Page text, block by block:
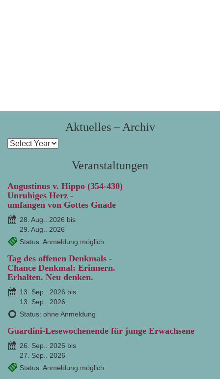
Aktuelles – Archiv
Veranstaltungen
Augustinus v. Hippo (354-430)
Unruhiges Herz -
umfangen von Gottes Gnade
28. Aug.. 2026 bis
29. Aug.. 2026
Status: Anmeldung möglich
Tag des offenen Denkmals -
Chance Denkmal: Erinnern.
Erhalten. Neu denken.
13. Sep.. 2026 bis
13. Sep.. 2026
Status: ohne Anmeldung
Guardini-Lesewochenende für junge Erwachsene
26. Sep.. 2026 bis
27. Sep.. 2026
Status: Anmeldung möglich